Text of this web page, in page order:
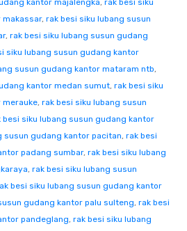
kantor majalengka, rak besi siku
makassar, rak besi siku lubang susun
, rak besi siku lubang susun gudang
siku lubang susun gudang kantor
susun gudang kantor mataram ntb,
kantor medan sumut, rak besi siku
merauke, rak besi siku lubang susun
besi siku lubang susun gudang kantor
susun gudang kantor pacitan, rak besi
padang sumbar, rak besi siku lubang
, rak besi siku lubang susun
besi siku lubang susun gudang kantor
gudang kantor palu sulteng, rak besi
pandeglang, rak besi siku lubang